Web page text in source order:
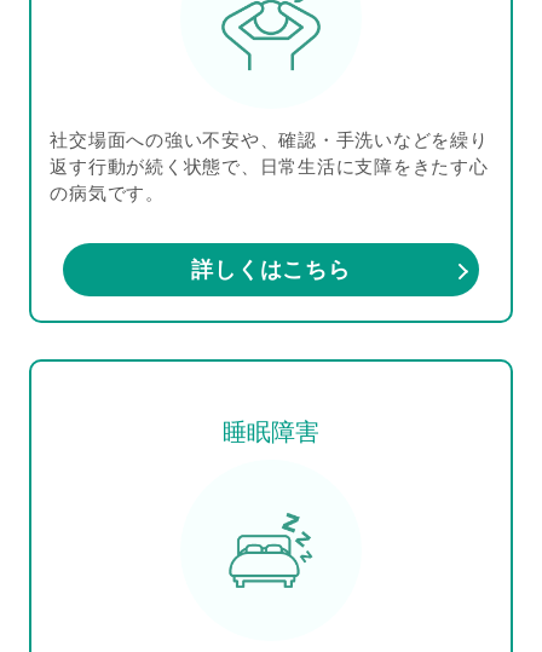
社交場面への強い不安や、確認・手洗いなどを繰り
返す行動が続く状態で、日常生活に支障をきたす心
の病気です。
詳しくはこちら
睡眠障害